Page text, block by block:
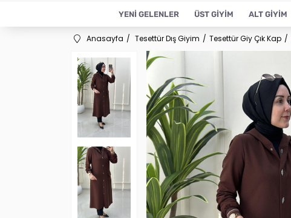
YENİ GELENLER ÜST GİYİM ALT GİYİM
Anasayfa Tesettür Dış Giyim Tesettür Giy Çık Kap